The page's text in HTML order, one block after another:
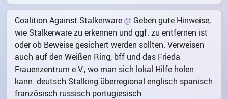
Coalition Against Stalkerware
Geben gute Hinweise,
wie Stalkerware zu erkennen und ggf. zu entfernen ist
oder ob Beweise gesichert werden sollten. Verweisen
auch auf den Weißen Ring, bff und das Frieda
Frauenzentrum e.V., wo man sich lokal Hilfe holen
kann. deutsch Stalking überregional englisch spanisch
französisch russisch portugiesisch